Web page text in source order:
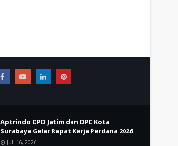
Aptrindo DPD Jatim dan DPC Kota
Surabaya Gelar Rapat Kerja Perdana 2026
Juli 16, 2026